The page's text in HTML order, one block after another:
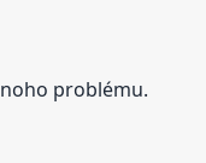
problému.